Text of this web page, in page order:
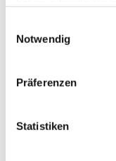
Notwendig
Präferenzen
Statistiken